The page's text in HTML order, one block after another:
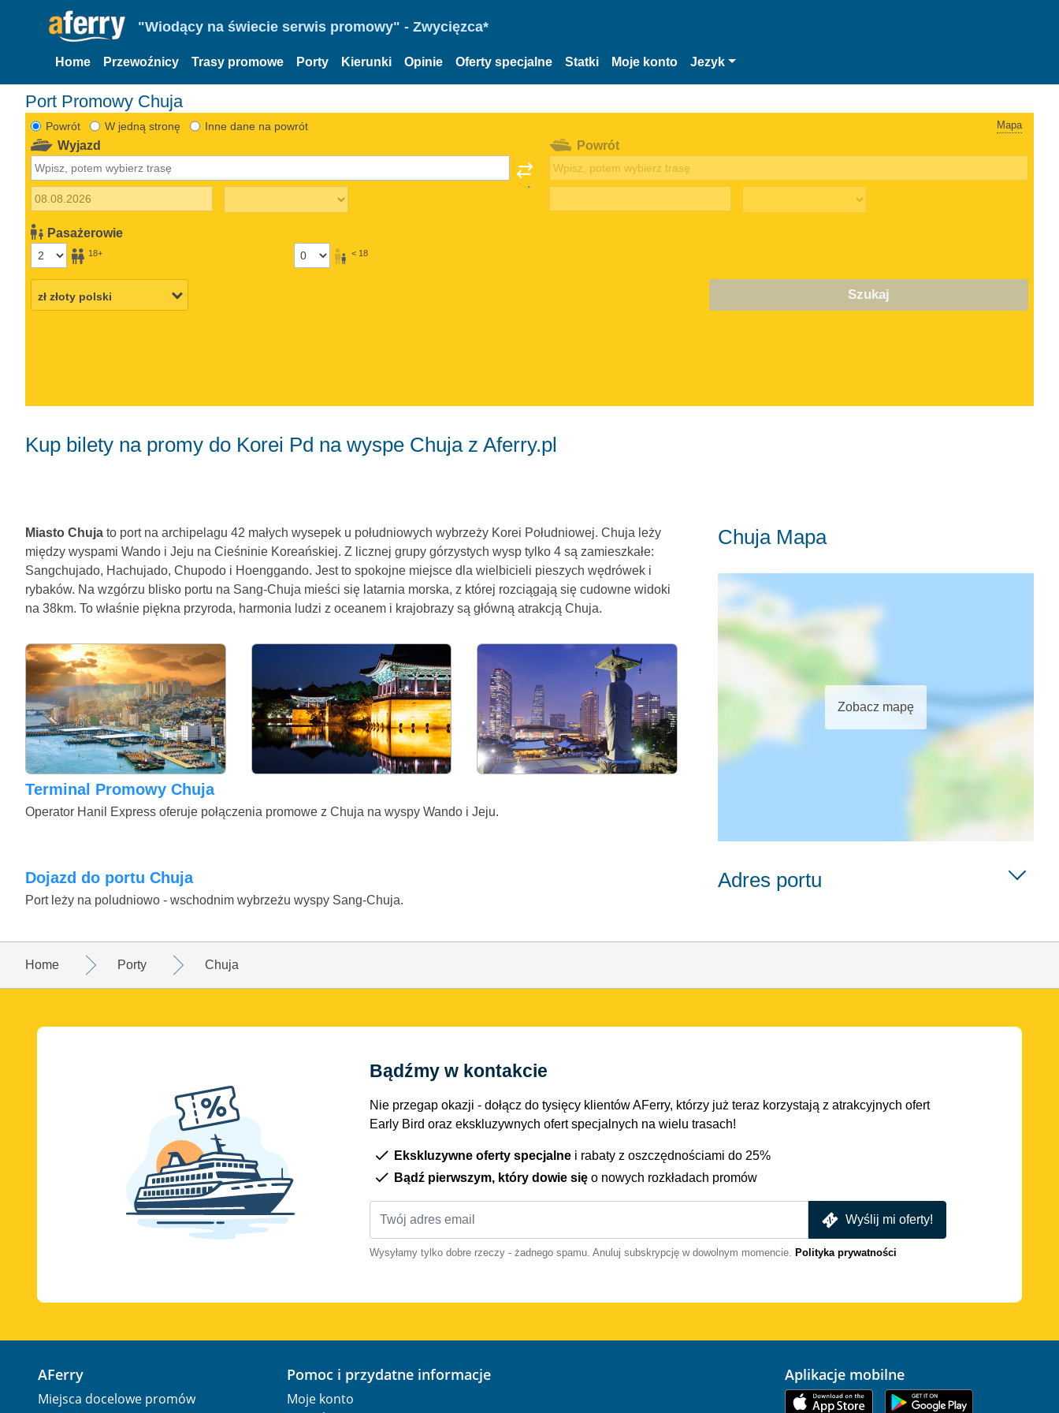
"Wiodący na świecie serwis promowy" - Zwycięzca*
Home Przewoźnicy Trasy promowe Porty Kierunki Opinie Oferty specjalne Statki Moje konto Jezyk
Port Promowy Chuja
Powrót W jedną stronę Inne dane na powrót Mapa
Wyjazd
Pasażerowie
18+ < 18
Powrót
Szukaj
Kup bilety na promy do Korei Pd na wyspe Chuja z Aferry.pl
Miasto Chuja to port na archipelagu 42 małych wysepek u południowych wybrzeży Korei Południowej. Chuja leży
między wyspami Wando i Jeju na Cieśninie Koreańskiej. Z licznej grupy górzystych wysp tylko 4 są zamieszkałe:
Sangchujado, Hachujado, Chupodo i Hoenggando. Jest to spokojne miejsce dla wielbicieli pieszych wędrówek i
rybaków. Na wzgórzu blisko portu na Sang-Chuja mieści się latarnia morska, z której rozciągają się cudowne widoki
na 38km. To właśnie piękna przyroda, harmonia ludzi z oceanem i krajobrazy są główną atrakcją Chuja.
Terminal Promowy Chuja
Operator Hanil Express oferuje połączenia promowe z Chuja na wyspy Wando i Jeju.
Dojazd do portu Chuja
Port leży na poludniowo - wschodnim wybrzeżu wyspy Sang-Chuja.
Chuja Mapa
Zobacz mapę
Adres portu
Home Porty Chuja
Bądźmy w kontakcie
Nie przegap okazji - dołącz do tysięcy klientów AFerry, którzy już teraz korzystają z atrakcyjnych ofert
Early Bird oraz ekskluzywnych ofert specjalnych na wielu trasach!
Ekskluzywne oferty specjalne i rabaty z oszczędnościami do 25%
Bądź pierwszym, który dowie się o nowych rozkładach promów
Wyślij mi oferty!
Wysyłamy tylko dobre rzeczy - żadnego spamu. Anuluj subskrypcję w dowolnym momencie. Polityka prywatności
AFerry
Miejsca docelowe promów
Pomoc i przydatne informacje
Moje konto
Aplikacje mobilne